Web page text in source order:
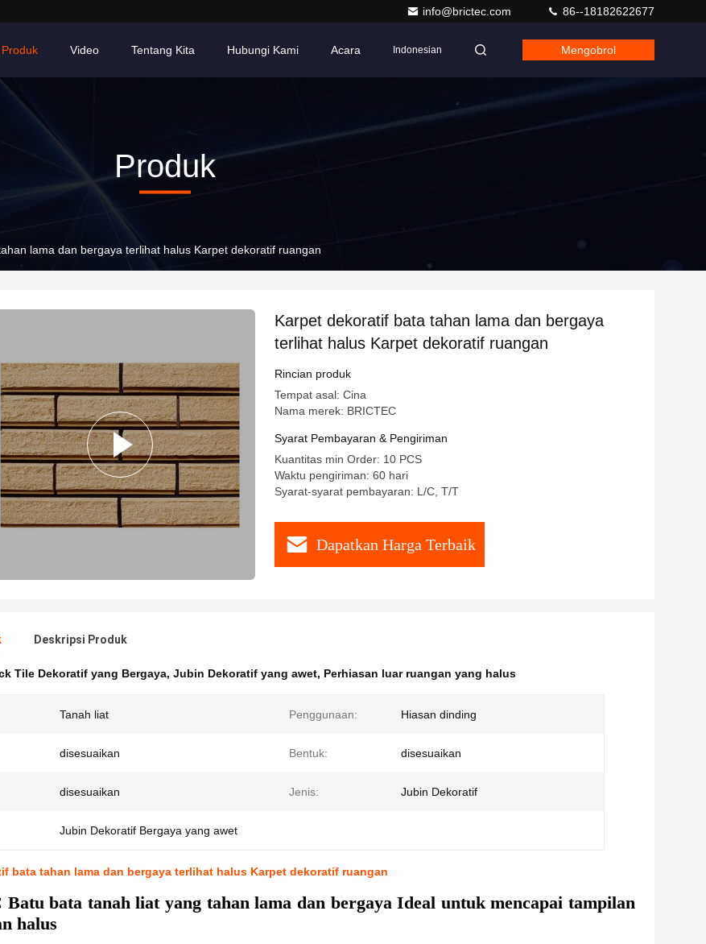
info@brictec.com 86--18182622677
Produk Video Tentang Kita Hubungi Kami Acara Indonesian Mengobrol
Produk
lama dan bergaya terlihat halus Karpet dekoratif ruangan
Karpet dekoratif bata tahan lama dan bergaya
terlihat halus Karpet dekoratif ruangan
Rincian produk
Tempat asal: Cina
Nama merek: BRICTEC
Syarat Pembayaran & Pengiriman
Kuantitas min Order: 10 PCS
Waktu pengiriman: 60 hari
Syarat-syarat pembayaran: L/C, T/T
Dapatkan Harga Terbaik
Deskripsi Produk
Tile Dekoratif yang Bergaya, Jubin Dekoratif yang awet, Perhiasan luar ruangan yang halus
Tanah liat Penggunaan: Hiasan dinding
disesuaikan Bentuk: disesuaikan
disesuaikan Jenis: Jubin Dekoratif
Jubin Dekoratif Bergaya yang awet
bata tahan lama dan bergaya terlihat halus Karpet dekoratif ruangan
bata tanah liat yang tahan lama dan bergaya Ideal untuk mencapai tampilan
halus